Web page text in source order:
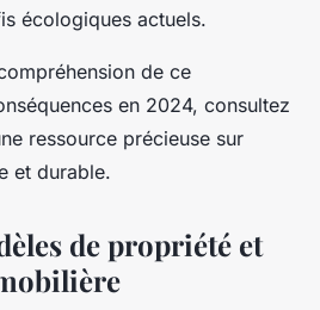
écologiques actuels.
de ce
en 2024, consultez
ressource précieuse sur
et durable.
de propriété et